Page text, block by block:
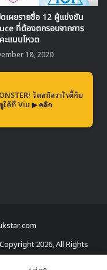
2026, All Rights